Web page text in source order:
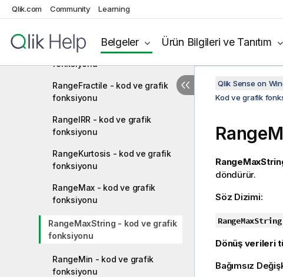
Qlik.com Community Learning
Belgeler Ürün Bilgileri ve Tanıtım
RangeCorrel - kod ve grafik
RangeCount - kod ve grafik
fonksiyonu
RangeFractile - kod ve grafik
fonksiyonu
RangeIRR - kod ve grafik
fonksiyonu
RangeKurtosis - kod ve grafik
fonksiyonu
RangeMax - kod ve grafik
fonksiyonu
RangeMaxString - kod ve grafik
fonksiyonu
RangeMin - kod ve grafik
fonksiyonu
Qlik Sense on
Kod ve grafik
döndürür.
Söz Dizimi:
Dönüş verileri
Bağımsız